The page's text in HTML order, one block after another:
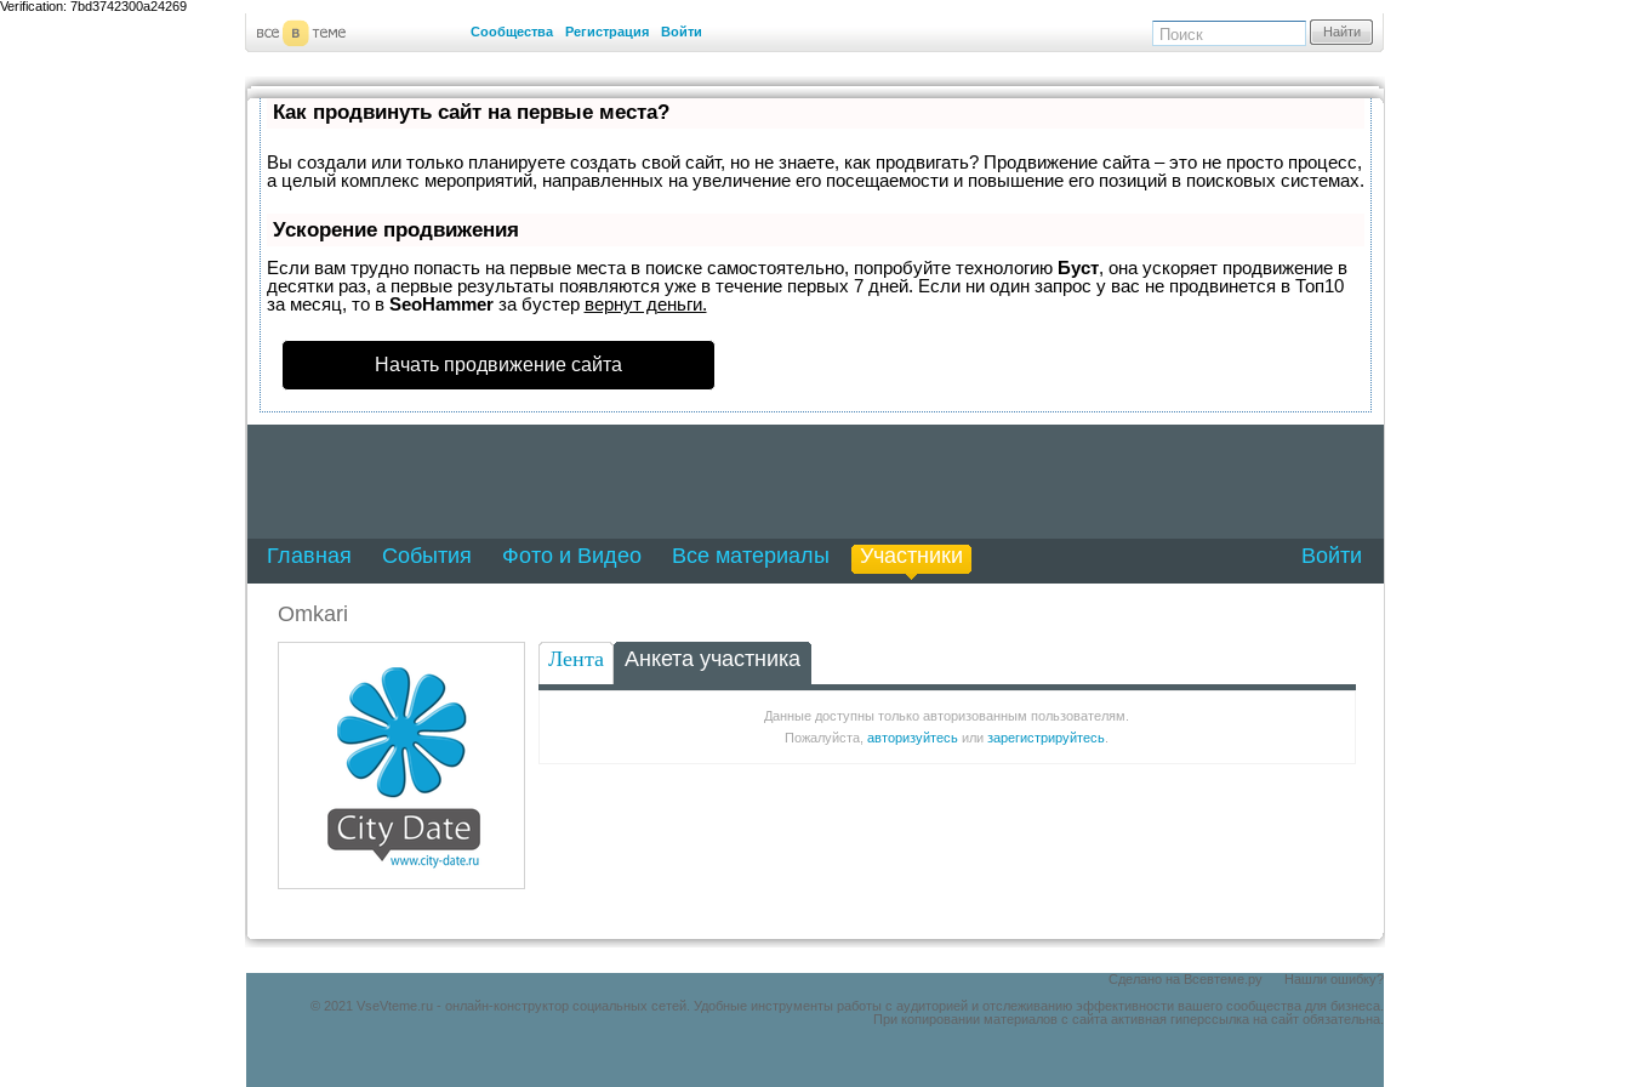
Verification: 7bd3742300a24269
Сообщества
Регистрация Войти Найти
Как продвинуть сайт на первые места?
Вы создали или только планируете создать свой сайт, но не знаете, как продвигать? Продвижение сайта – это не просто процесс,
а целый комплекс мероприятий, направленных на увеличение его посещаемости и повышение его позиций в поисковых системах.
Ускорение продвижения
Если вам трудно попасть на первые места в поиске самостоятельно, попробуйте технологию Буст, она ускоряет продвижение в
десятки раз, а первые результаты появляются уже в течение первых 7 дней. Если ни один запрос у вас не продвинется в Топ10
за месяц, то в SeoHammerза бустер вернут деньги.
Начать продвижение сайта
Главная События Фото и Видео Все материалы Участники Войти
Omkari
Лента
Анкета участника
Данные доступны только авторизованным пользователям.
Пожалуйста, авторизуйтесь или зарегистрируйтесь
Сделано на Всевтеме.ру
Нашли ошибку?
© 2021 VseVteme.ru - онлайн-конструктор социальных сетей. Удобные инструменты работы с аудиторией и отслеживанию эффективности вашего сообщества для бизнеса.
При копировании материалов с сайта активная гиперссылка на сайт обязательна.